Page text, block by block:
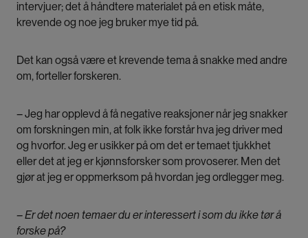
intervjuer; det å håndtere materialet på en etisk måte,
krevende og noe jeg bruker mye tid på.
Det kan også være et krevende tema å snakke med andre
om, forteller forskeren.
– Jeg har opplevd å få negative reaksjoner når jeg snakker
om forskningen min, at folk ikke forstår hva jeg driver med
og hvorfor. Jeg er usikker på om det er temaet tjukkhet
eller det at jeg er kjønnsforsker som provoserer. Men det
gjør at jeg er oppmerksom på hvordan jeg ordlegger meg.
– Er det noen temaer du er interessert i som du ikke tør å
forske på?